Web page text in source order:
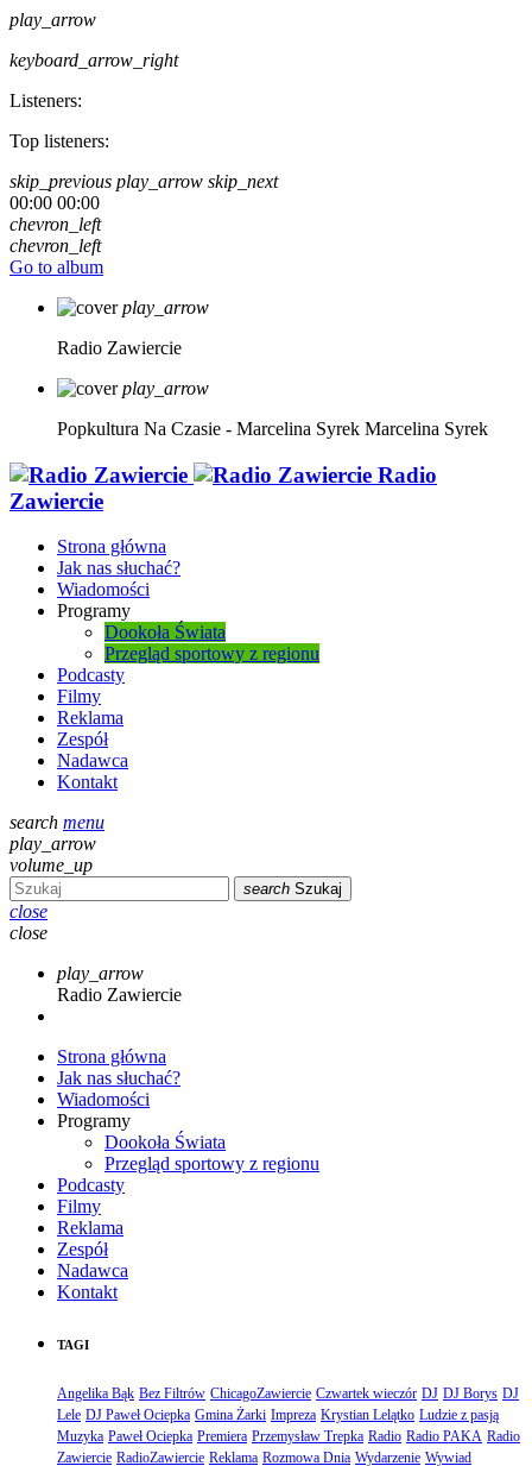
play_arrow
keyboard_arrow_right
Listeners:
Top listeners:
skip_previous play_arrow skip_next
00:00 00:00
chevron_left
chevron_left
Go to album
play_arrow
Radio Zawiercie
play_arrow
Popkultura Na Czasie - Marcelina Syrek Marcelina Syrek
Radio
Zawiercie
Strona główna
Jak nas słuchać?
Wiadomości
Programy
Dookoła Świata
Przegląd sportowy z regionu
Podcasty
Filmy
Reklama
Zespół
Nadawca
Kontakt
search menu
play_arrow
volume_up
search Szukaj
close
close
play_arrow
Radio Zawiercie
Strona główna
Jak nas słuchać?
Wiadomości
Programy
Dookoła Świata
Przegląd sportowy z regionu
Podcasty
Filmy
Reklama
Zespół
Nadawca
Kontakt
TAGI
Angelika Bąk Bez Filtrów ChicagoZawiercie Czwartek wieczór DJ DJ Borys DJ
Lele DJ Paweł Ociepka Gmina Żarki Impreza Krystian Lelątko Ludzie z pasją
Muzyka Paweł Ociepka Premiera Przemysław Trepka Radio Radio PAKA Radio
Zawiercie RadioZawiercie Reklama Rozmowa Dnia Wydarzenie Wywiad